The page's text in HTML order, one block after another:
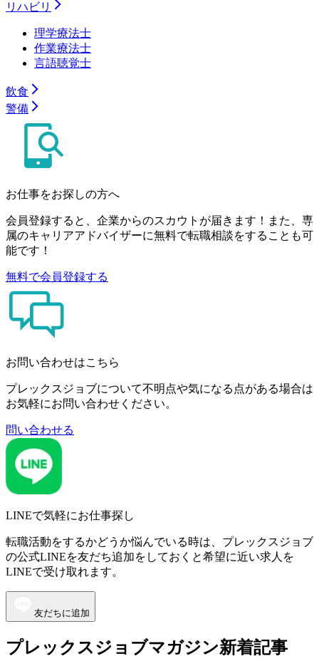
リハビリ
理学療法士
作業療法士
言語聴覚士
飲食
警備
お仕事をお探しの方へ
会員登録すると、企業からのスカウトが届きます！また、専
属のキャリアアドバイザーに無料で転職相談をすることも可
能です！
無料で会員登録する
お問い合わせはこちら
プレックスジョブについて不明点や気になる点がある場合は
お気軽にお問い合わせください。
問い合わせる
LINEで気軽にお仕事探し
転職活動をするかどうか悩んでいる時は、プレックスジョブ
の公式LINEを友だち追加をしておくと希望に近い求人を
LINEで受け取れます。
友だちに追加
プレックスジョブマガジン新着記事